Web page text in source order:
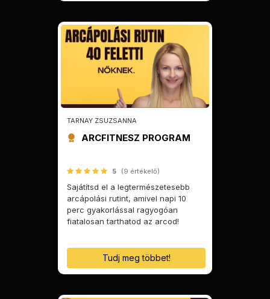
TARNAY ZSUZSANNA
ARCFITNESZ PROGRAM
5 (9 értékelő)
Sajátítsd el a legtermészetesebb
arcápolási rutint, amivel napi 10
perc gyakorlással ragyogóan
fiatalosan tarthatod az arcod!
Tudj meg többet!